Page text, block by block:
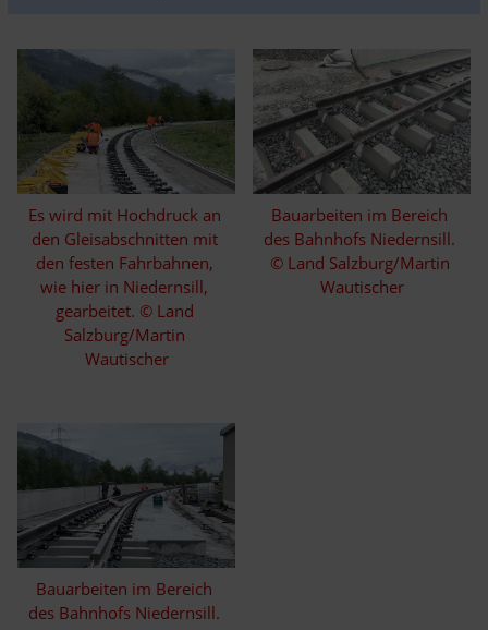
Es wird mit Hochdruck an
den Gleisabschnitten mit
den festen Fahrbahnen,
wie hier in Niedernsill,
gearbeitet. © Land
Salzburg/Martin
Wautischer
Bauarbeiten im Bereich
des Bahnhofs Niedernsill.
© Land Salzburg/Martin
Wautischer
Bauarbeiten im Bereich
des Bahnhofs Niedernsill.